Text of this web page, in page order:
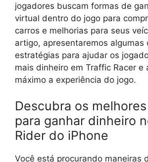
jogadores buscam formas de
virtual dentro do jogo para
carros e melhorias para seus
artigo, apresentaremos algumas
estratégias para ajudar os
mais dinheiro em Traffic Racer e
máximo a experiência do jogo.
Descubra os
para ganhar dinheiro
Rider do iPhone
Você está procurando maneiras